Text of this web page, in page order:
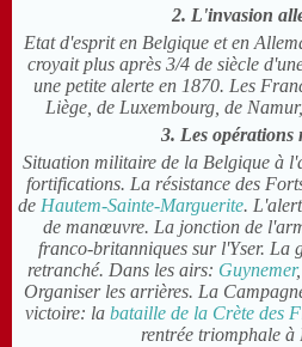
2. L'invasion
Etat d'esprit en Belgique et en
croyait plus après 3/4 de siècle
une petite alerte en 1870. Les
Liège, de Luxembourg, de
3. Les opérations
Situation militaire de la Belgique à
fortifications. La résistance des
de Hautem-Sainte-Marguerite.
de manœuvre. La jonction de
franco-britanniques sur l'Yser. La
retranché. Dans les airs: Guynemer,
Organiser les arrières. La
victoire: la bataille de la Crète des
rentrée triomphale